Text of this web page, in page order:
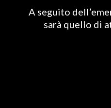
A seguito
sarà quello di